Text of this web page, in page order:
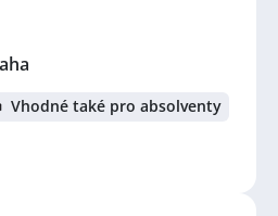
Vhodné také pro absolventy